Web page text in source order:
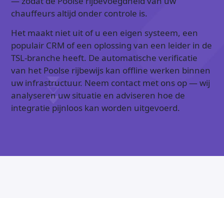
chauffeurs altijd onder controle is.
Het maakt niet uit of u een eigen systeem, een
populair CRM of een oplossing van een leider in de
TSL-branche heeft. De automatische verificatie
van het Poolse rijbewijs kan offline werken binnen
uw infrastructuur. Neem contact met ons op — wij
analyseren uw situatie en adviseren hoe de
integratie pijnloos kan worden uitgevoerd.